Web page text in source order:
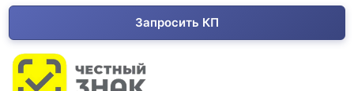
Запросить КП